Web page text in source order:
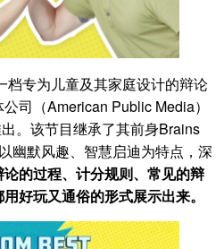
档专为儿童及其家庭设计的辩论
司（American Public Media）
。该节目继承了其前身Brains
幽默风趣、智慧启迪为特点，深
的过程、计分规则、常见的辩
好玩又通俗的形式展示出来。